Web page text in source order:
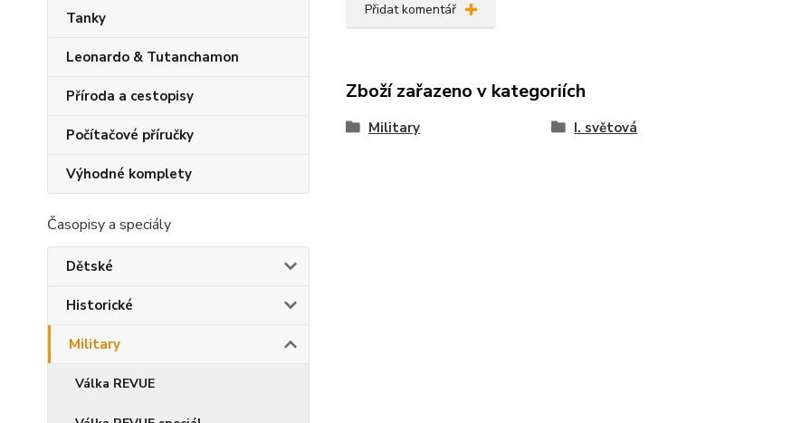
Tanky
Leonardo & Tutanchamon
Příroda a cestopisy
Počítačové příručky
Výhodné komplety
Časopisy a speciály
Dětské
Historické
Military
Válka REVUE
Přidat komentář
Zboží zařazeno v kategoriích
Military I. světová